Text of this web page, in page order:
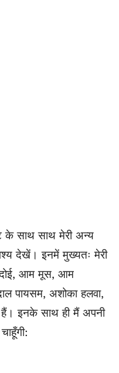
के साथ साथ मेरी अन्य
देखें। इनमें मुख्यतः मेरी
दोई, आम मूस, आम
पायसम, अशोका हलवा,
इनके साथ ही मैं अपनी